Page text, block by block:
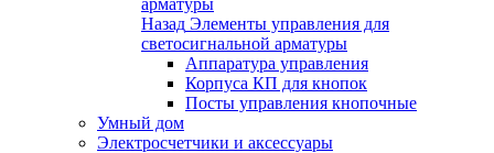
арматуры
Назад Элементы управления для
светосигнальной арматуры
Аппаратура управления
Корпуса КП для кнопок
Посты управления кнопочные
Умный дом
Электросчетчики и аксессуары